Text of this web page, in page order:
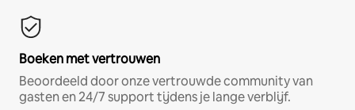
Boeken met vertrouwen
Beoordeeld door onze vertrouwde community van
gasten en 24/7 support tijdens je lange verblijf.